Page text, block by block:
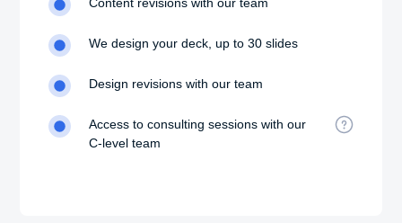
We design your deck, up to 30 slides
Design revisions with our team
Access to consulting sessions with our
C-level team